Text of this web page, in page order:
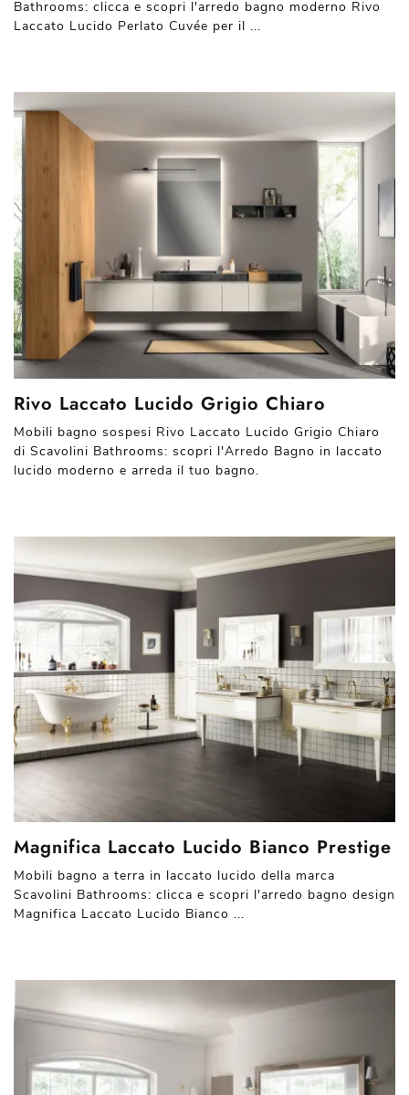
Bathrooms: clicca e scopri l'arredo bagno moderno Rivo
Laccato Lucido Perlato Cuvée per il ...
Rivo Laccato Lucido Grigio Chiaro
Mobili bagno sospesi Rivo Laccato Lucido Grigio Chiaro
di Scavolini Bathrooms: scopri l'Arredo Bagno in laccato
lucido moderno e arreda il tuo bagno.
Magnifica Laccato Lucido Bianco Prestige
Mobili bagno a terra in laccato lucido della marca
Scavolini Bathrooms: clicca e scopri l'arredo bagno design
Magnifica Laccato Lucido Bianco ...